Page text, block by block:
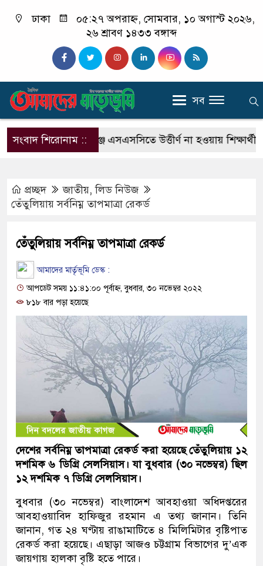
ঢাকা
০৫:২৭ অপরাহ্ন, সোমবার, ১০ অগাস্ট ২০২৬,
২৬ শ্রাবণ ১৪৩৩ বঙ্গাব্দ
সব
সংবাদ শিরোনাম ::
শিবগঞ্জে এসএসসিতে উত্তীর্ণ না হওয়ায় শিক্ষার্থীর মৃত্যু
প্রচ্ছদ জাতীয়,লিড নিউজ
তেঁতুলিয়ায় সর্বনিম্ন তাপমাত্রা রেকর্ড
তেঁতুলিয়ায় সর্বনিম্ন তাপমাত্রা রেকর্ড
আমাদের মার্তৃভূমি ডেস্ক :
আপডেট সময় ১১:৪১:০০ পূর্বাহ্ন, বুধবার, ৩০ নভেম্বর ২০২২
৮১৮ বার পড়া হয়েছে
দেশের সর্বনিম্ন তাপমাত্রা রেকর্ড করা হয়েছে তেঁতুলিয়ায় ১২
দশমিক ৬ ডিগ্রি সেলসিয়াস। যা বুধবার (৩০ নভেম্বর) ছিল
১২ দশমিক ৭ ডিগ্রি সেলসিয়াস।
বুধবার (৩০ নভেম্বর) বাংলাদেশ আবহাওয়া অধিদপ্তরের
আবহাওয়াবিদ হাফিজুর রহমান এ তথ্য জানান। তিনি
জানান, গত ২৪ ঘণ্টায় রাঙামাটিতে ৪ মিলিমিটার বৃষ্টিপাত
রেকর্ড করা হয়েছে। এছাড়া আজও চট্টগ্রাম বিভাগের দু’এক
জায়গায় হালকা বৃষ্টি হতে পারে।